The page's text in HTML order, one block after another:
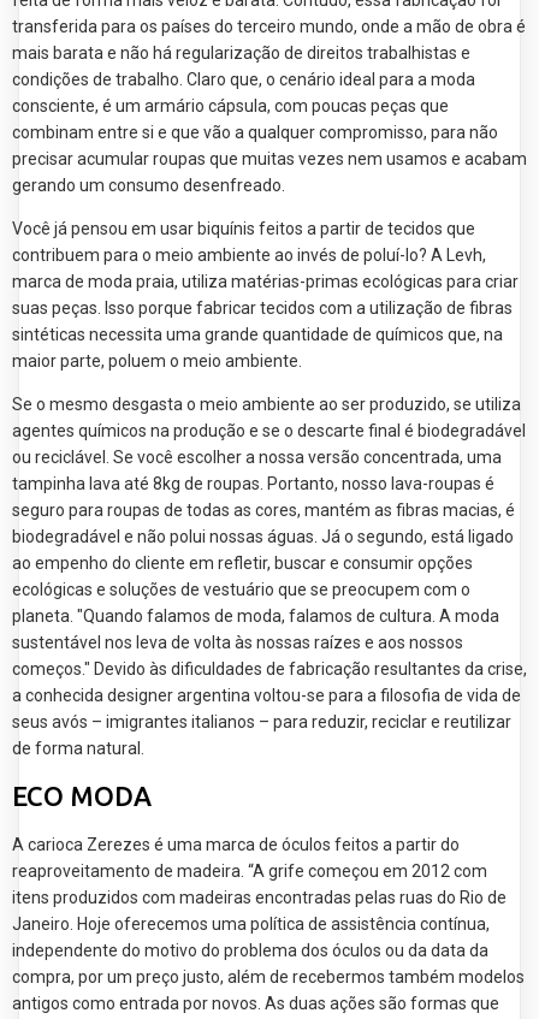
transferida para os países do terceiro mundo, onde a mão de obra é
mais barata e não há regularização de direitos trabalhistas e
condições de trabalho. Claro que, o cenário ideal para a moda
consciente, é um armário cápsula, com poucas peças que
combinam entre si e que vão a qualquer compromisso, para não
precisar acumular roupas que muitas vezes nem usamos e acabam
gerando um consumo desenfreado.
Você já pensou em usar biquínis feitos a partir de tecidos que
contribuem para o meio ambiente ao invés de poluí-lo? A Levh,
marca de moda praia, utiliza matérias-primas ecológicas para criar
suas peças. Isso porque fabricar tecidos com a utilização de fibras
sintéticas necessita uma grande quantidade de químicos que, na
maior parte, poluem o meio ambiente.
Se o mesmo desgasta o meio ambiente ao ser produzido, se utiliza
agentes químicos na produção e se o descarte final é biodegradável
ou reciclável. Se você escolher a nossa versão concentrada, uma
tampinha lava até 8kg de roupas. Portanto, nosso lava-roupas é
seguro para roupas de todas as cores, mantém as fibras macias, é
biodegradável e não polui nossas águas. Já o segundo, está ligado
ao empenho do cliente em refletir, buscar e consumir opções
ecológicas e soluções de vestuário que se preocupem com o
planeta. "Quando falamos de moda, falamos de cultura. A moda
sustentável nos leva de volta às nossas raízes e aos nossos
começos." Devido às dificuldades de fabricação resultantes da crise,
a conhecida designer argentina voltou-se para a filosofia de vida de
seus avós – imigrantes italianos – para reduzir, reciclar e reutilizar
de forma natural.
ECO MODA
A carioca Zerezes é uma marca de óculos feitos a partir do
reaproveitamento de madeira. “A grife começou em 2012 com
itens produzidos com madeiras encontradas pelas ruas do Rio de
Janeiro. Hoje oferecemos uma política de assistência contínua,
independente do motivo do problema dos óculos ou da data da
compra, por um preço justo, além de recebermos também modelos
antigos como entrada por novos. As duas ações são formas que